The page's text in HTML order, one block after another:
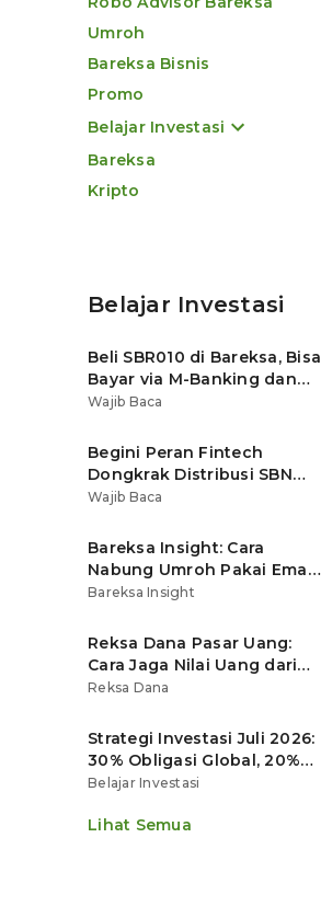
Umroh
Bareksa Bisnis
Promo
Belajar Investasi
Bareksa
Kripto
Belajar Investasi
Beli SBR010 di Bareksa, Bisa
Bayar via M-Banking dan
OVO di Tokopedia
Wajib Baca
Begini Peran Fintech
Dongkrak Distribusi SBN
Ritel
Wajib Baca
Bareksa Insight: Cara
Nabung Umroh Pakai Emas
Digital agar Nilainya
Bareksa Insight
Reksa Dana Pasar Uang:
Cara Jaga Nilai Uang dari
Gerusan Inflasi
Reksa Dana
Strategi Investasi Juli 2026:
30% Obligasi Global, 20%
Emas, Saham Ekspor Jadi
Belajar Investasi
Lihat Semua